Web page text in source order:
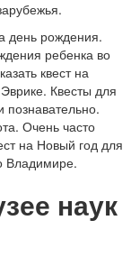
день рождения.
ребенка во
квест на
Квесты для
познавательно.
Очень часто
на Новый год для
Владимире.
наук